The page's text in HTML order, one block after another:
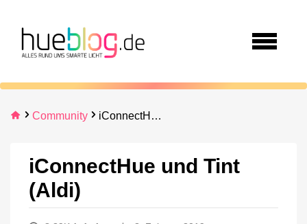
Community iConnectHue und Tint (Aldi)
iConnectHue und Tint
(Aldi)